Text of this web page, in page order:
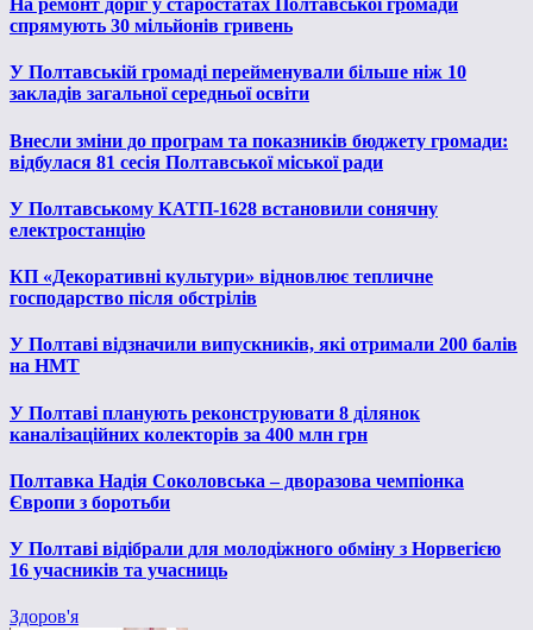
На ремонт доріг у старостатах Полтавської громади
спрямують 30 мільйонів гривень
У Полтавській громаді перейменували більше ніж 10
закладів загальної середньої освіти
Внесли зміни до програм та показників бюджету громади:
відбулася 81 сесія Полтавської міської ради
У Полтавському КАТП-1628 встановили сонячну
електростанцію
КП «Декоративні культури» відновлює тепличне
господарство після обстрілів
У Полтаві відзначили випускників, які отримали 200 балів
на НМТ
У Полтаві планують реконструювати 8 ділянок
каналізаційних колекторів за 400 млн грн
Полтавка Надія Соколовська – дворазова чемпіонка
Європи з боротьби
У Полтаві відібрали для молодіжного обміну з Норвегією
16 учасників та учасниць
Здоров'я